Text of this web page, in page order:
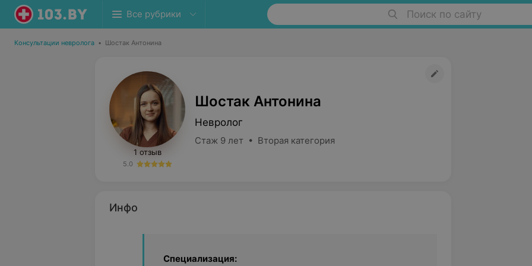
Все рубрики Поиск по сайту
Консультации невролога • Шостак Антонина
1 отзыв
5.0
Шостак Антонина
Невролог
Стаж 9 лет • Вторая категория
Инфо
Специализация: